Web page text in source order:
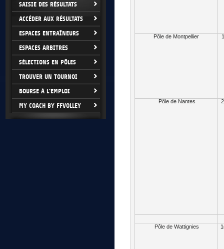
SAISIE DES RÉSULTATS
ACCÉDER AUX RÉSULTATS
ESPACES ENTRAÎNEURS
ESPACES ARBITRES
SÉLECTIONS EN PÔLES
TROUVER UN TOURNOI
BOURSE À L'EMPLOI
MY COACH BY FFVOLLEY
Pôle de Montpellier
Pôle de Nantes
Pôle de Wattignies